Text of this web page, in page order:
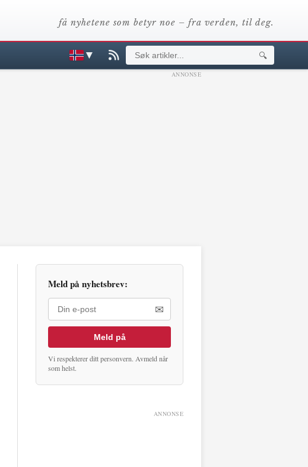
få nyhetene som betyr noe – fra verden, til deg.
▼ 🔍
ANNONSE
Meld på nyhetsbrev:
✉
Meld på
Vi respekterer ditt personvern. Avmeld når
som helst.
ANNONSE